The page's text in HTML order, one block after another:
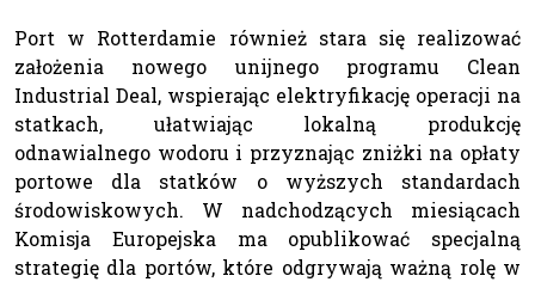
Port w Rotterdamie również stara się realizować
założenia nowego unijnego programu Clean
Industrial Deal, wspierając elektryfikację operacji na
statkach, ułatwiając lokalną produkcję
odnawialnego wodoru i przyznając zniżki na opłaty
portowe dla statków o wyższych standardach
środowiskowych. W nadchodzących miesiącach
Komisja Europejska ma opublikować specjalną
strategię dla portów, które odgrywają ważną rolę w